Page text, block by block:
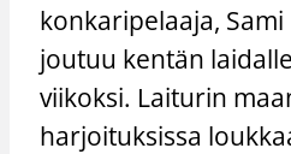
konkaripelaaja,
joutuu kentän
viikoksi. Laiturin
harjoituksissa